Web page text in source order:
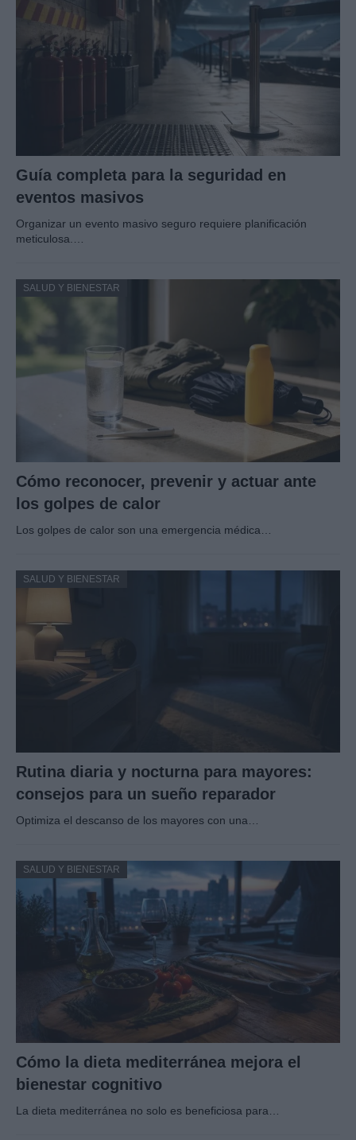
Guía completa para la seguridad en
eventos masivos
Organizar un evento masivo seguro requiere planificación
meticulosa.…
SALUD Y BIENESTAR
Cómo reconocer, prevenir y actuar ante
los golpes de calor
Los golpes de calor son una emergencia médica…
SALUD Y BIENESTAR
Rutina diaria y nocturna para mayores:
consejos para un sueño reparador
Optimiza el descanso de los mayores con una…
SALUD Y BIENESTAR
Cómo la dieta mediterránea mejora el
bienestar cognitivo
La dieta mediterránea no solo es beneficiosa para…